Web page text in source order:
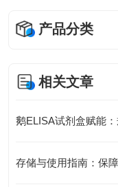
产品分类
相关文章